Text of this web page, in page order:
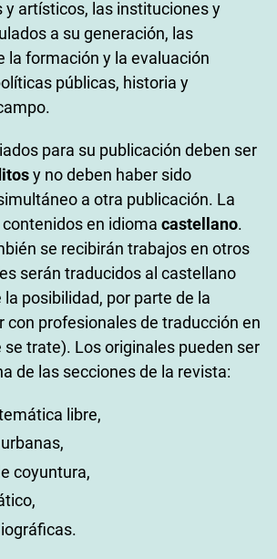
y artísticos, las instituciones y
a su generación, las
la formación y la evaluación
públicas, historia y
para su publicación deben ser
y no deben haber sido
a otra publicación. La
en idioma castellano.
se recibirán trabajos en otros
serán traducidos al castellano
posibilidad, por parte de la
con profesionales de traducción en
se trate). Los originales pueden ser
de las secciones de la revista:
libre,
coyuntura,